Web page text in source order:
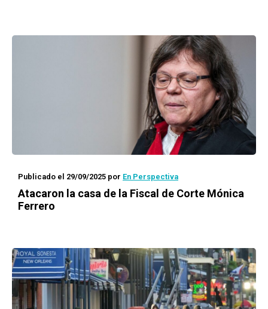
Publicado el 29/09/2025 por En Perspectiva
Atacaron la casa de la Fiscal de Corte Mónica
Ferrero